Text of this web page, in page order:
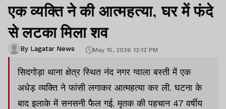
एक व्यक्ति ने की आत्महत्या, घर में फंदे
से लटका मिला शव
By Lagatar News May 15, 2026 12:12 PM
सिदगोड़ा थाना क्षेत्र स्थित नंद नगर ग्वाला बस्ती में एक
अधेड़ व्यक्ति ने फांसी लगाकर आत्महत्या कर ली. घटना के
बाद इलाके में सनसनी फैल गई. मृतक की पहचान 47 वर्षीय